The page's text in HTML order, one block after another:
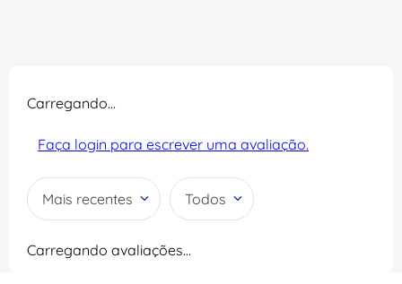
Carregando…
Faça login para escrever uma avaliação.
Mais recentes Todos
Carregando avaliações…